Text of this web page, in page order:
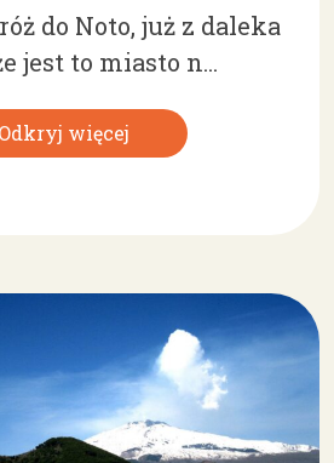
do Noto, już z daleka
jest to miasto n...
Odkryj więcej